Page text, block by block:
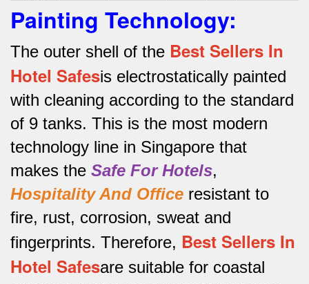
Painting Technology:
The outer shell of the Best Sellers In
Hotel Safesis electrostatically painted
with cleaning according to the standard
of 9 tanks. This is the most modern
technology line in Singapore that
makes the Safe For Hotels,
Hospitality And Office resistant to
fire, rust, corrosion, sweat and
fingerprints. Therefore, Best Sellers In
Hotel Safesare suitable for coastal